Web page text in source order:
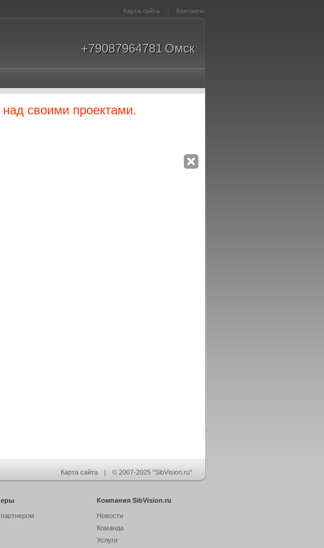
Карта сайта Контакты
+79087964781 Омск
своими проектами.
Карта сайта | © 2007-2025 "SibVision.ru"
Компания SibVision.ru
Новости
Команда
Услуги